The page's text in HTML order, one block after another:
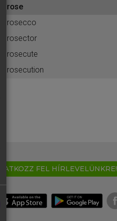
prose
prosecco
prosector
prosecute
prosecution
IRATKOZZ FEL HÍRLEVELÜNKRE!